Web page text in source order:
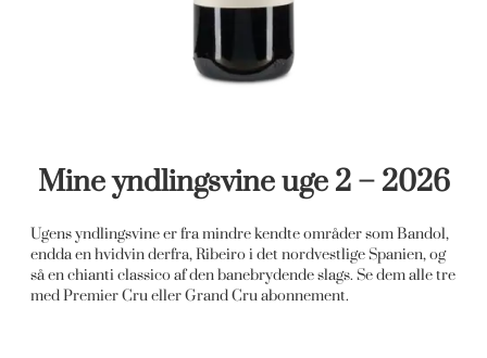
Mine yndlingsvine uge 2 – 2026
Ugens yndlingsvine er fra mindre kendte områder som Bandol,
endda en hvidvin derfra, Ribeiro i det nordvestlige Spanien, og
så en chianti classico af den banebrydende slags. Se dem alle tre
med Premier Cru eller Grand Cru abonnement.